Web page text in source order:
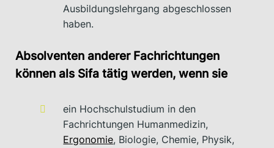
Ausbildungslehrgang abgeschlossen
haben.
Absolventen anderer Fachrichtungen
können als Sifa tätig werden, wenn sie
ein Hochschulstudium in den
Fachrichtungen Humanmedizin,
Ergonomie, Biologie, Chemie, Physik,